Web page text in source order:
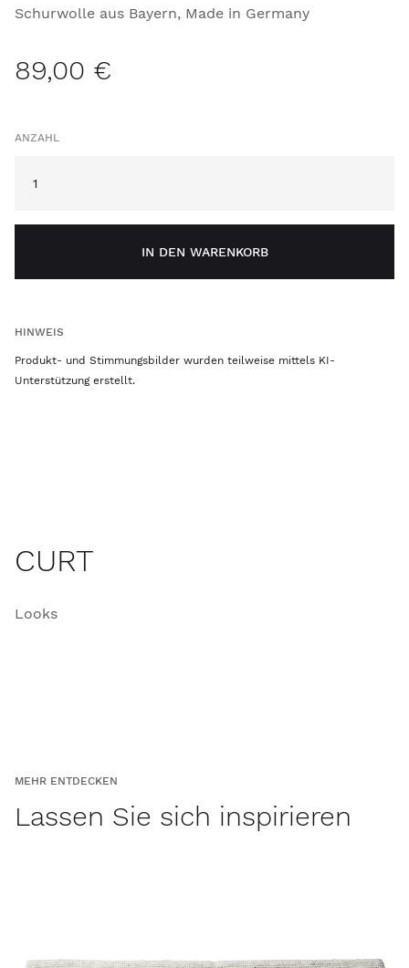
Schurwolle aus Bayern, Made in Germany
89,00 €
ANZAHL
IN DEN WARENKORB
HINWEIS
Produkt- und Stimmungsbilder wurden teilweise mittels KI-
Unterstützung erstellt.
CURT
Looks
MEHR ENTDECKEN
Lassen Sie sich inspirieren